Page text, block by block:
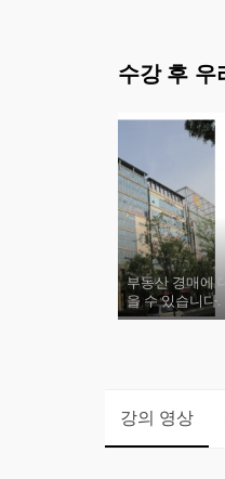
수강 후 우
부동산 경매에
을 수 있습니다.
강의 영상